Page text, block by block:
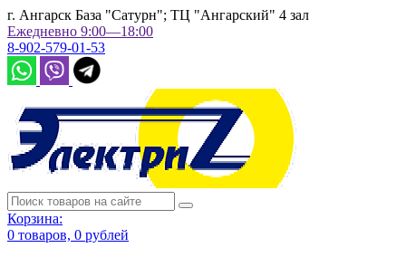
г. Ангарск База "Сатурн"; ТЦ "Ангарский" 4 зал
Ежедневно 9:00—18:00
8-902-579-01-53
Корзина:
0 товаров, 0 рублей